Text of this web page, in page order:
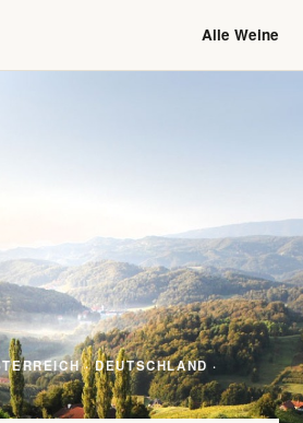
Alle Weine
· DEUTSCHLAND ·